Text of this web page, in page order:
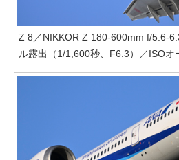
Z 8／NIKKOR Z 180-600mm f/5.6-
ル露出（1/1,600秒、F6.3）／ISOオ